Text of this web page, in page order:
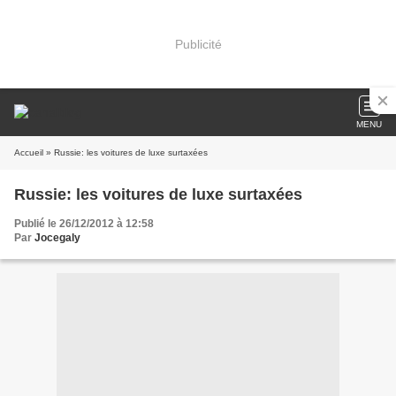
Publicité
MENU
Accueil » Russie: les voitures de luxe surtaxées
Russie: les voitures de luxe surtaxées
Publié le 26/12/2012 à 12:58
Par Jocegaly